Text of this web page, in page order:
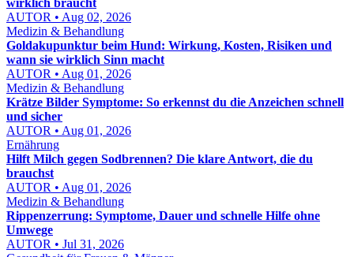
wirklich braucht
AUTOR • Aug 02, 2026
Medizin & Behandlung
Goldakupunktur beim Hund: Wirkung, Kosten, Risiken und
wann sie wirklich Sinn macht
AUTOR • Aug 01, 2026
Medizin & Behandlung
Krätze Bilder Symptome: So erkennst du die Anzeichen schnell
und sicher
AUTOR • Aug 01, 2026
Ernährung
Hilft Milch gegen Sodbrennen? Die klare Antwort, die du
brauchst
AUTOR • Aug 01, 2026
Medizin & Behandlung
Rippenzerrung: Symptome, Dauer und schnelle Hilfe ohne
Umwege
AUTOR • Jul 31, 2026